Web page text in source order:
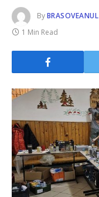
ByBRASOVEANUL
1 Min Read